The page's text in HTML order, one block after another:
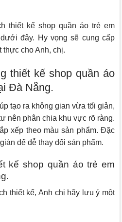
thiết kế shop quần áo trẻ em
đây. Hy vọng sẽ cung cấp
thực cho Anh, chị.
thiết kế shop quần áo
Đà Nẵng.
tạo ra không gian vừa tối giản,
nên phân chia khu vực rõ ràng.
xếp theo màu sản phẩm. Đặc
để dễ thay đổi sản phẩm.
kế shop quần áo trẻ em
thiết kế, Anh chị hãy lưu ý một